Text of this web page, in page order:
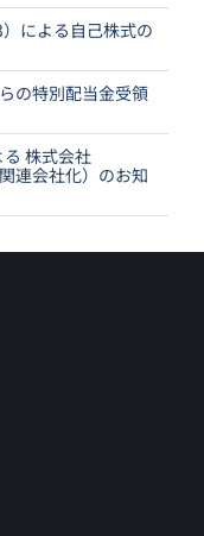
による自己株式の
の特別配当金受領
株式会社
連会社化）のお知